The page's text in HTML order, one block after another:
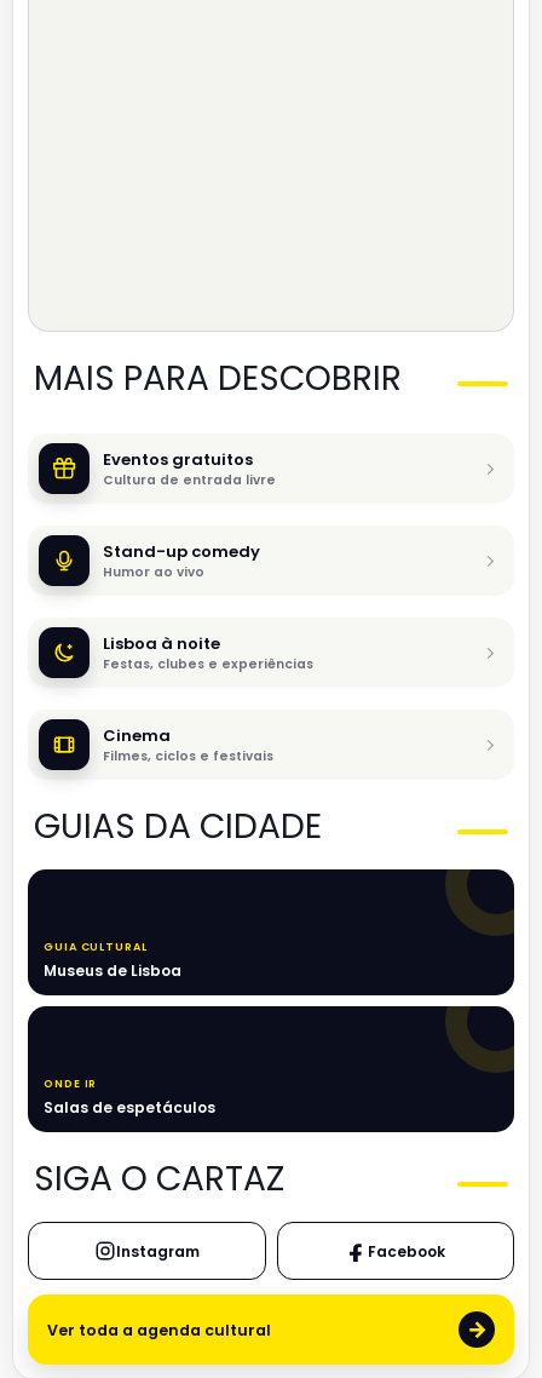
MAIS PARA DESCOBRIR
Eventos gratuitos
Cultura de entrada livre
Stand-up comedy
Humor ao vivo
Lisboa à noite
Festas, clubes e experiências
Cinema
Filmes, ciclos e festivais
GUIAS DA CIDADE
GUIA CULTURAL
Museus de Lisboa
ONDE IR
Salas de espetáculos
SIGA O CARTAZ
Instagram Facebook
Ver toda a agenda cultural →